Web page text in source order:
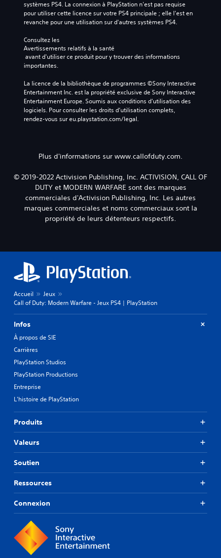
systèmes PS4. La connexion à PlayStation n'est pas requise
pour utiliser cette licence sur votre PS4 principale ; elle l'est en
revanche pour une utilisation sur d'autres systèmes PS4.
Consultez les
Avertissements relatifs à la santé
importantes.
La licence de la bibliothèque de programmes ©Sony Interactive
Entertainment Inc. est la propriété exclusive de Sony Interactive
Entertainment Europe. Soumis aux conditions d’utilisation des
logiciels. Pour consulter les droits d’utilisation complets,
rendez-vous sur eu.playstation.com/legal.
Plus d'informations sur www.callofduty.com.
© 2019-2022 Activision Publishing, Inc. ACTIVISION, CALL OF
DUTY et MODERN WARFARE sont des marques
commerciales d'Activision Publishing, Inc. Les autres
marques commerciales et noms commerciaux sont la
propriété de leurs détenteurs respectifs.
Accueil
Jeux
Call of Duty: Modern Warfare - Jeux PS4 | PlayStation
Infos
À propos de SIE
Carrières
PlayStation Studios
PlayStation Productions
Entreprise
L'histoire de PlayStation
Produits
Valeurs
Soutien
Ressources
Connexion